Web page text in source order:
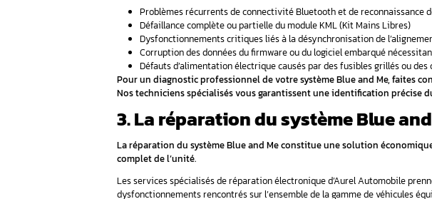
1.2. Défaillances
Les pannes hardware du Blue and Me se
Affichage erratique du kilométrage
Port USB non fonctionnel ou
Messages d’erreur persistants sur
Problèmes d’alimentation électrique
Redémarrages spontanés du système
Ces symptômes nécessitent une
professionnelle, contactez-nous